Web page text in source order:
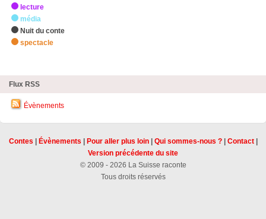
lecture
média
Nuit du conte
spectacle
Flux RSS
Évènements
Contes Évènements Pour aller plus loin| Qui sommes-nous ?| Contact|
Version précédente du site
© 2009 - 2026 La Suisse raconte
Tous droits réservés